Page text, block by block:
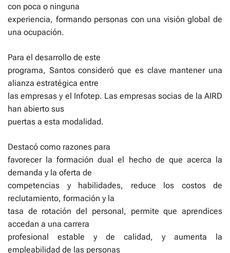
con poca o ninguna
experiencia, formando personas con una visión global de
una ocupación.
Para el desarrollo de este
programa, Santos consideró que es clave mantener una
alianza estratégica entre
las empresas y el Infotep. Las empresas socias de la AIRD
han abierto sus
puertas a esta modalidad.
Destacó como razones para
favorecer la formación dual el hecho de que acerca la
demanda y la oferta de
competencias y habilidades, reduce los costos de
reclutamiento, formación y la
tasa de rotación del personal, permite que aprendices
accedan a una carrera
profesional estable y de calidad, y aumenta la
empleabilidad de las personas